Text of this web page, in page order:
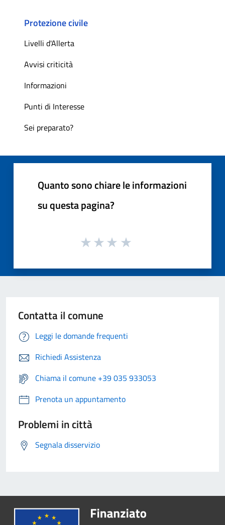
Protezione civile
Livelli d'Allerta
Avvisi criticità
Informazioni
Punti di Interesse
Sei preparato?
Quanto sono chiare le informazioni
su questa pagina?
Contatta il comune
Leggi le domande frequenti
Richiedi Assistenza
Chiama il comune +39 035 933053
Prenota un appuntamento
Problemi in città
Segnala disservizio